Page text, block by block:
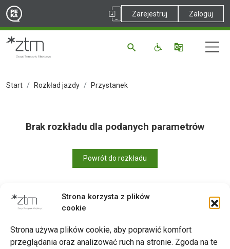
Strona korzysta z plików
cookie
Strona używa plików cookie, aby poprawić komfort
przeglądania oraz analizować ruch na stronie. Zgoda na te
Zarejestruj Zaloguj
Start Rozkład jazdy Przystanek
Brak rozkładu dla podanych parametrów
Powrót do rozkładu